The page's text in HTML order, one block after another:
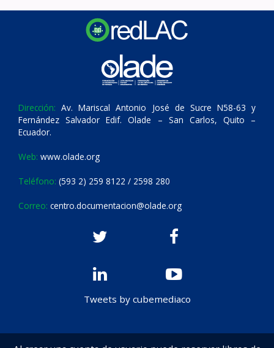
Dirección: Av. Mariscal Antonio José de Sucre N58-63 y
Fernández Salvador Edif. Olade – San Carlos, Quito –
Ecuador.
Web: www.olade.org
Teléfono: (593 2) 259 8122 / 2598 280
Correo: centro.documentacion@olade.org
Tweets by cubemediaco